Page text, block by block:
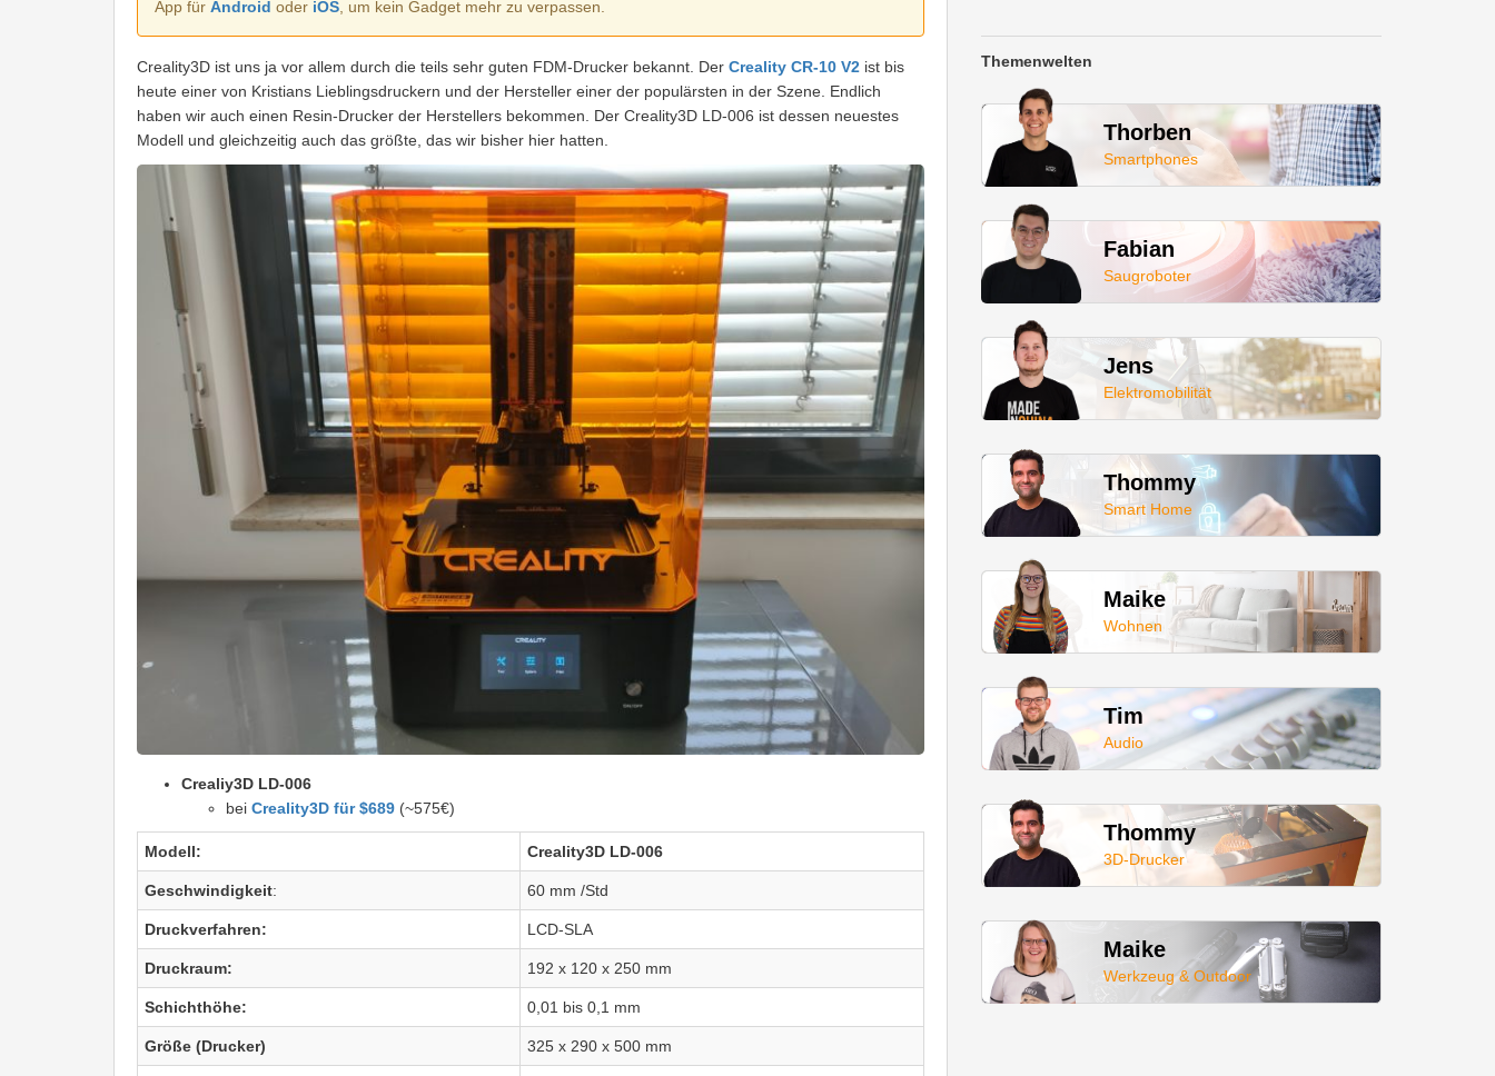
App für Android oder iOS , um kein Gadget mehr zu verpassen.
Creality3D ist uns ja vor allem durch die teils sehr guten FDM-Drucker bekannt. Der Creality CR-10 V2 ist bis
heute einer von Kristians Lieblingsdruckern und der Hersteller einer der populärsten in der Szene. Endlich
haben wir auch einen Resin-Drucker der Herstellers bekommen. Der Creality3D LD-006 ist dessen neuestes
Modell und gleichzeitig auch das größte, das wir bisher hier hatten.
Crealiy3D LD-006
bei Creality3D für $689 (~575€)
Modell: Creality3D LD-006
Geschwindigkeit: 60 mm /Std
Druckverfahren: LCD-SLA
Druckraum: 192 x 120 x 250 mm
Schichthöhe: 0,01 bis 0,1 mm
Größe (Drucker) 325 x 290 x 500 mm
Themenwelten
Thorben
Smartphones
Fabian
Saugroboter
Jens
Elektromobilität
Thommy
Smart Home
Maike
Wohnen
Tim
Audio
Thommy
3D-Drucker
Maike
Werkzeug & Outdoor